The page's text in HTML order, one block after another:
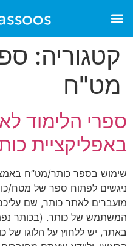
קטגוריה:
מט"ח
ספרי הלימוד
באפליקציית
שימוש בספר כותר/מט”ח
מועברים לאתר כותר, שם
המשתמש של כותר. (בכותר
באתר, יש ללחוץ על הלוגו של